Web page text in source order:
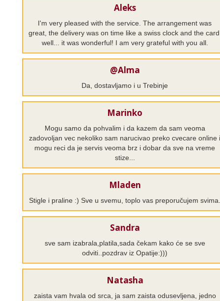
Aleks
I'm very pleased with the service. The arrangement was
great, the delivery was on time like a swiss clock and the
well... it was wonderful! I am very grateful with you all.
@Alma
Da, dostavljamo i u Trebinje
Marinko
Mogu samo da pohvalim i da kazem da sam veoma
zadovoljan vec nekoliko sam narucivao preko cvecare online i
mogu reci da je servis veoma brz i dobar da sve na vreme
stize...
Mladen
Stigle i praline :) Sve u svemu, toplo vas preporučujem svima.
Sandra
sve sam izabrala,platila,sada čekam kako će se sve
odviti..pozdrav iz Opatije:)))
Natasha
zaista vam hvala od srca, ja sam zaista odusevljena, jedno